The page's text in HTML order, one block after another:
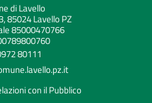
di Lavello
85024 Lavello PZ
85000470766
80111
con il Pubblico